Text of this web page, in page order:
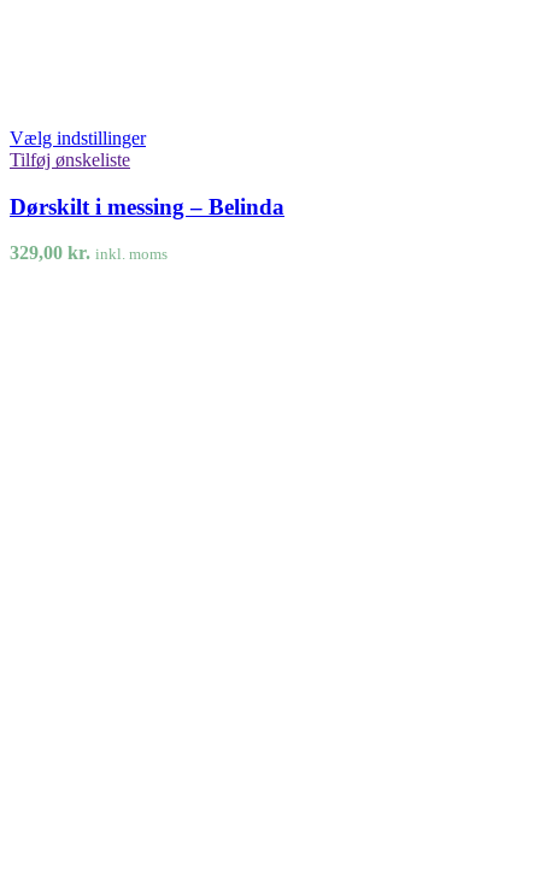
Vælg indstillinger
Tilføj ønskeliste
Dørskilt i messing – Belinda
329,00 kr. inkl. moms